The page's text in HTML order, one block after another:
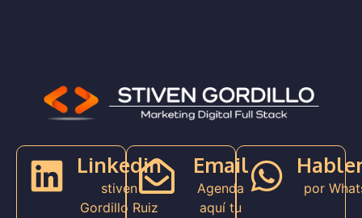
Linkedin
stiven
Gordillo Ruiz
Email
Agenda
aquí tu
por